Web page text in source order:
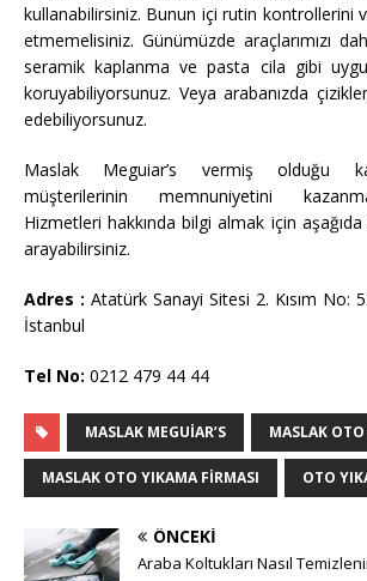
kullanabilirsiniz. Bunun içi rutin kontrollerini
etmemelisiniz. Günümüzde araçlarımızı
seramik kaplanma ve pasta cila gibi
koruyabiliyorsunuz. Veya arabanızda
edebiliyorsunuz.
Maslak Meguiar’s vermiş olduğu
müşterilerinin memnuniyetini
Hizmetleri hakkında bilgi almak için
arayabilirsiniz.
Adres : Atatürk Sanayi Sitesi 2. Kısım No:
İstanbul
Tel No: 0212 479 44 44
MASLAK MEGUIAR’S MASLAK
MASLAK OTO YIKAMA FIRMASI OTO
ÖNCEKI
Araba Koltukları Nasıl